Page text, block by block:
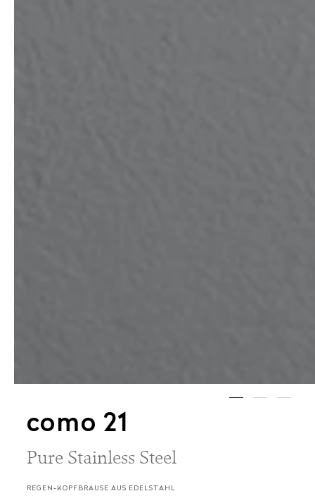
como 21
Pure Stainless Steel
REGEN-KOPFBRAUSE AUS EDELSTAHL